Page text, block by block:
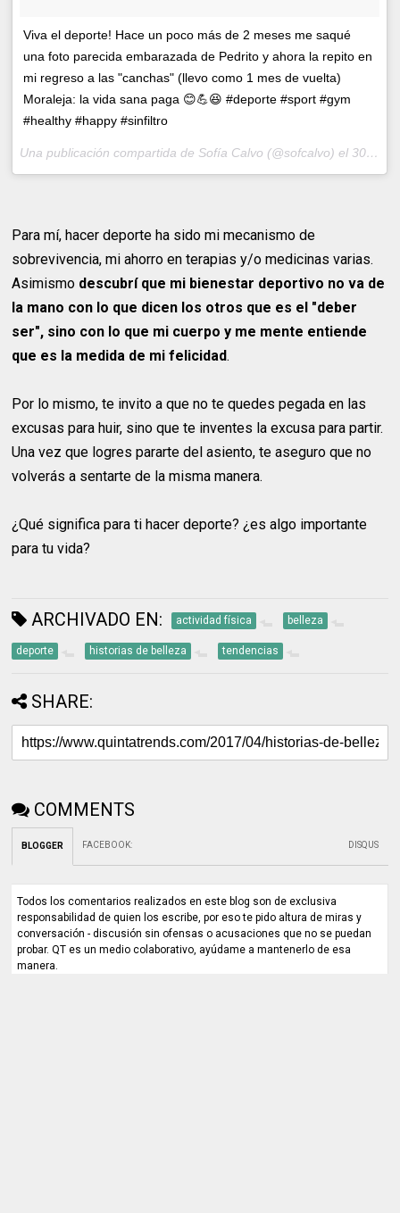
Viva el deporte! Hace un poco más de 2 meses me saqué
una foto parecida embarazada de Pedrito y ahora la repito en
mi regreso a las "canchas" (llevo como 1 mes de vuelta)
Moraleja: la vida sana paga 😊💪😆 #deporte #sport #gym
#healthy #happy #sinfiltro
Una publicación compartida de Sofía Calvo (@sofcalvo) el 30 de Oct de 2015 a la(s) 10:00 PDT
Para mí, hacer deporte ha sido mi mecanismo de
sobrevivencia, mi ahorro en terapias y/o medicinas varias.
Asimismo descubrí que mi bienestar deportivo no va de
la mano con lo que dicen los otros que es el "deber
ser", sino con lo que mi cuerpo y me mente entiende
que es la medida de mi felicidad.
Por lo mismo, te invito a que no te quedes pegada en las
excusas para huir, sino que te inventes la excusa para partir.
Una vez que logres pararte del asiento, te aseguro que no
volverás a sentarte de la misma manera.
¿Qué significa para ti hacer deporte? ¿es algo importante
para tu vida?
ARCHIVADO EN: actividad física belleza
deporte historias de belleza tendencias
SHARE:
COMMENTS
BLOGGER FACEBOOK: DISQUS
Todos los comentarios realizados en este blog son de exclusiva
responsabilidad de quien los escribe, por eso te pido altura de miras y
conversación - discusión sin ofensas o acusaciones que no se puedan
probar. QT es un medio colaborativo, ayúdame a mantenerlo de esa
manera.